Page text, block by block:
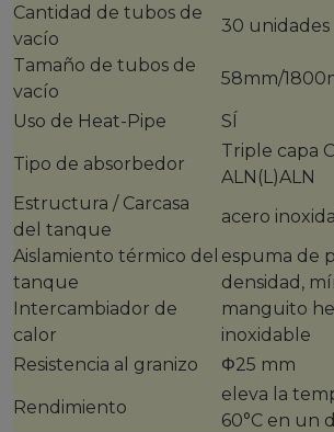
Cantidad de tubos de
vacío
30 unidades
Tamaño de tubos de
vacío
58mm/
Uso de Heat-Pipe SÍ
Tipo de absorbedor
Triple capa
ALN(L)ALN
Estructura / Carcasa
del tanque
acero
Aislamiento térmico del
tanque
espuma de
densidad,
Intercambiador de
calor
manguito
inoxidable
Resistencia al granizo
Φ25 mm
Rendimiento
eleva la
60°C en un